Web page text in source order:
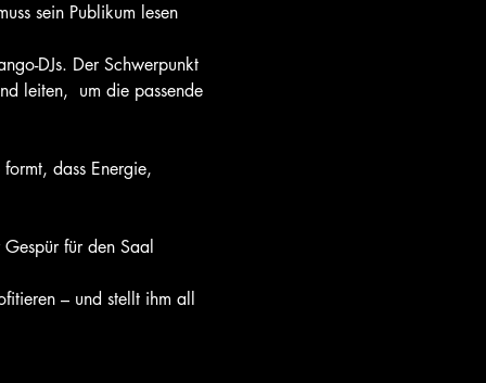
sein Publikum lesen
DJs. Der Schwerpunkt
leiten,  um die passende
dass Energie,
für den Saal
– und stellt ihm all